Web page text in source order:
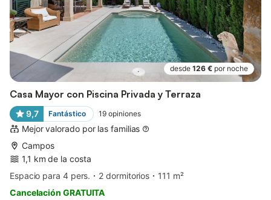
desde 126 € por noche
Casa Mayor con Piscina Privada y Terraza
9,7 Fantástico 19 opiniones
Mejor valorado por las familias
Campos
1,1 km de la costa
Espacio para 4 pers.
2 dormitorios
111 m²
Cancelación GRATUITA